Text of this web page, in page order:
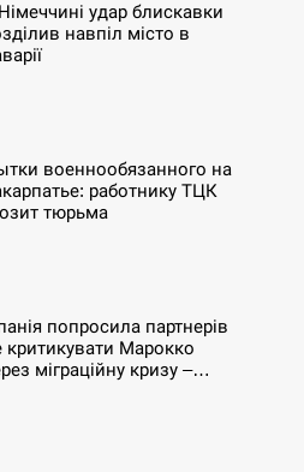
удар блискавки
навпіл місто в
военнообязанного на
работнику ТЦК
тюрьма
попросила партнерів
критикувати Марокко
міграційну кризу –…